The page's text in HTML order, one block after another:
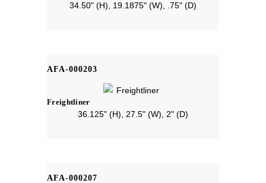
34.50" (H), 19.1875" (W), .75" (D)
AFA-000203
Freightliner
36.125" (H), 27.5" (W), 2" (D)
AFA-000207